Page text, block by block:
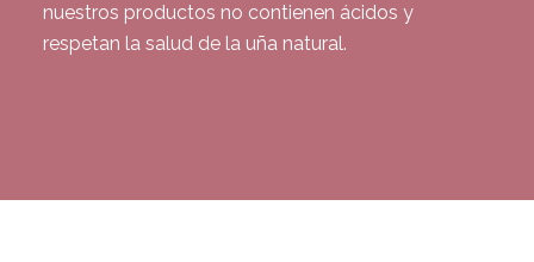
nuestros productos no contienen ácidos y
respetan la salud de la uña natural.